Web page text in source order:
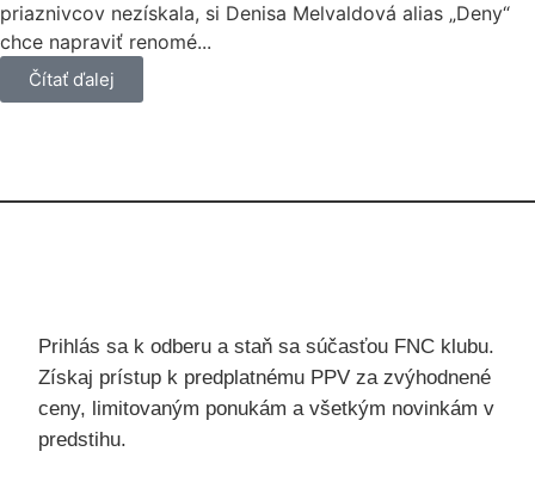
priaznivcov nezískala, si Denisa Melvaldová alias „Deny“
chce napraviť renomé...
Čítať ďalej
Prihlás sa k odberu a staň sa súčasťou FNC klubu.
Získaj prístup k predplatnému PPV za zvýhodnené
ceny, limitovaným ponukám a všetkým novinkám v
predstihu.